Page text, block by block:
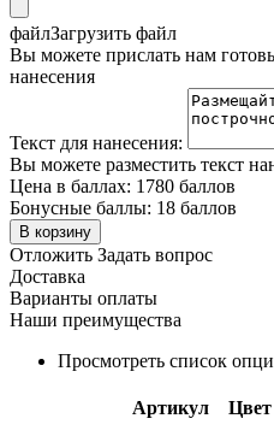
файлЗагрузить файл
Вы можете прислать нам
нанесения
Текст для нанесения:
Вы можете разместить текст
Цена в баллах: 1780 баллов
Бонусные баллы: 18 баллов
В корзину
Отложить Задать вопрос
Доставка
Варианты оплаты
Наши преимущества
Просмотреть список
Артикул Цвет